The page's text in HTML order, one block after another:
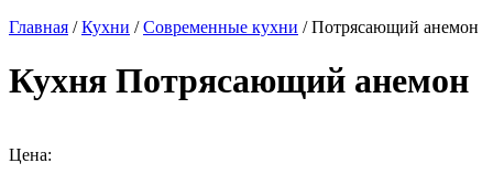
Главная /Кухни /Современные кухни / Потрясающий анемон
Кухня Потрясающий анемон
Цена: